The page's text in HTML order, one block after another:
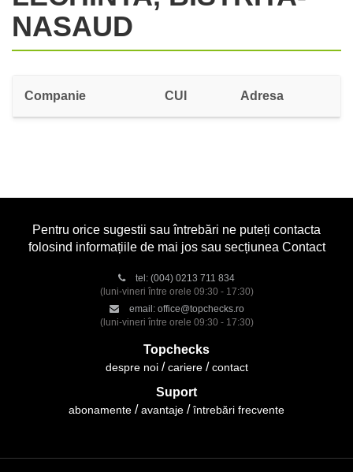
NASAUD
Companie CUI Adresa
Pentru orice sugestii sau întrebări ne puteți contacta
folosind informațiile de mai jos sau secțiunea Contact
tel: (004) 0213 711 834
(luni-vineri între orele 09:30 - 17:30)
email: office@topchecks.ro
(luni-vineri între orele 09:30 - 17:30)
Topchecks
despre noi cariere contact
Suport
abonamente avantaje întrebări frecvente